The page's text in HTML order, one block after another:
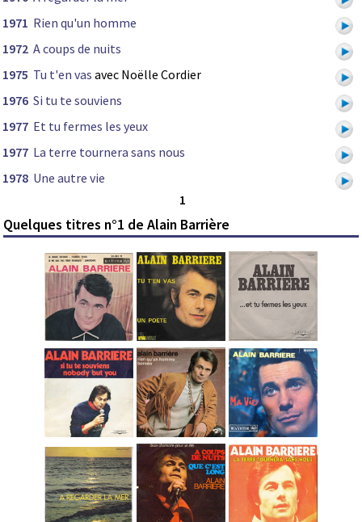
1971 Rien qu'un homme
1972 A coups de nuits
1975 Tu t'en vas avec Noëlle Cordier
1976 Si tu te souviens
1977 Et tu fermes les yeux
1977 La terre tournera sans nous
1978 Une autre vie
1
Quelques titres n°1 de Alain Barrière